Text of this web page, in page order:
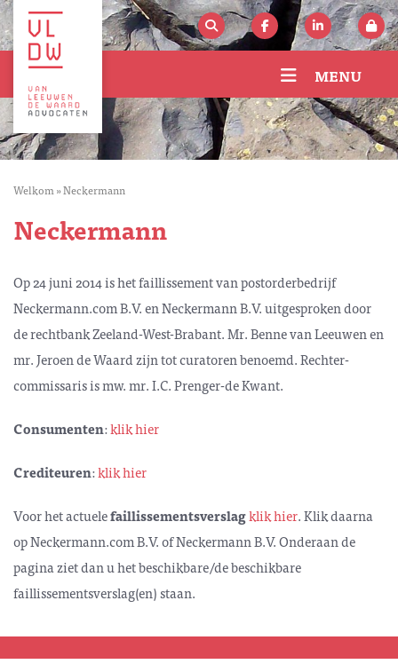
MENU
Welkom»Neckermann
Neckermann
Op 24 juni 2014 is het faillissement van postorderbedrijf
Neckermann.com B.V. en Neckermann B.V. uitgesproken door
de rechtbank Zeeland-West-Brabant. Mr. Benne van Leeuwen en
mr. Jeroen de Waard zijn tot curatoren benoemd. Rechter-
commissaris is mw. mr. I.C. Prenger-de Kwant.
Consumenten:klik hier
Crediteuren:klik hier
Voor het actuelefaillissementsverslagklik hier. Klik daarna
op Neckermann.com B.V. of Neckermann B.V. Onderaan de
pagina ziet dan u het beschikbare/de beschikbare
faillissementsverslag(en) staan.